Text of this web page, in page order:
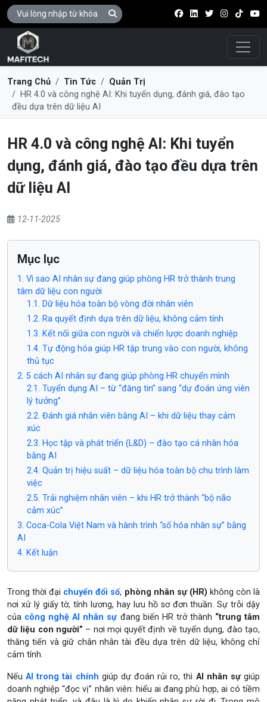
Điều
Trang Chủ Tin Tức
Quản Trị
HR 4.0 và công nghệ AI: Khi tuyển dụng, đánh giá, đào tạo
đều dựa trên dữ liệu AI
HR 4.0 và công nghệ AI: Khi tuyển
dụng, đánh giá, đào tạo đều dựa trên
dữ liệu AI
12-11-2025
Mục lục
1. Vì sao AI nhân sự đang giúp phòng HR trở thành trung
tâm dữ liệu con người
1.1. Dữ liệu hóa toàn bộ vòng đời nhân viên
1.2. Ra quyết định dựa trên dữ liệu, không cảm tính
1.3. Kết nối giữa con người và chiến lược doanh nghiệp
1.4. Tự động hóa giúp HR tập trung vào con người, không
thủ tục
2. 5 cách AI nhân sự đang giúp phòng HR chuyển mình
2.1. Tuyển dụng AI – từ “đăng tin” sang “dự đoán ứng viên
lý tưởng”
2.2. Đánh giá nhân viên bằng AI – khi dữ liệu thay cảm
xúc
2.3. Học tập và phát triển (L&D) – đào tạo cá nhân hóa
bằng AI
2.4. Quản trị hiệu suất – dữ liệu hóa toàn bộ chu trình làm
việc
2.5. Trải nghiệm nhân viên – khi HR trở thành “bộ não
cảm xúc”
3. Coca-Cola Việt Nam và hành trình “số hóa nhân sự” bằng
AI
4. Kết luận
Trong thời đại chuyển đổi số, phòng nhân sự (HR) không còn là
nơi xử lý giấy tờ, tính lương, hay lưu hồ sơ đơn thuần. Sự trỗi dậy
của công nghệ AI nhân sựđang biến HR trở thành “trung tâm
dữ liệu con người” – nơi mọi quyết định về tuyển dụng, đào tạo,
thăng tiến và giữ chân nhân tài đều dựa trên dữ liệu, không chỉ
cảm tính.
NếuAI trong tài chính giúp dự đoán rủi ro, thì AI nhân sựgiúp
doanh nghiệp “đọc vị” nhân viên: hiểu ai đang phù hợp, ai có tiềm